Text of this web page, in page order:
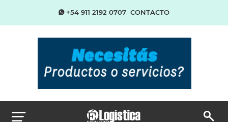
+54 911 2192 0707 CONTACTO